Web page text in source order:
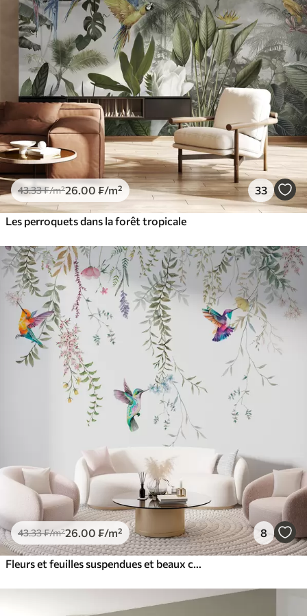
43.33₣/m²26 .00 ₣/m² 33
Les perroquets dans la forêt tropicale
43.33₣/m²26 .00 ₣/m² 8